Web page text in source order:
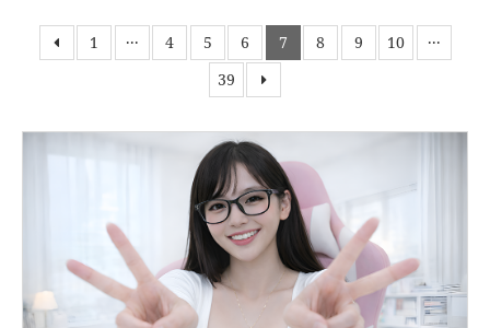
1 ··· 4 5 6 7 8 9 10
···
39